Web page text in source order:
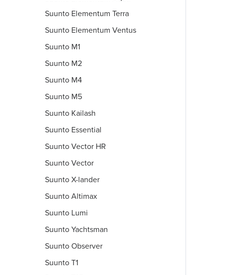
Suunto Elementum Terra
Suunto Elementum Ventus
Suunto M1
Suunto M2
Suunto M4
Suunto M5
Suunto Kailash
Suunto Essential
Suunto Vector HR
Suunto Vector
Suunto X-lander
Suunto Altimax
Suunto Lumi
Suunto Yachtsman
Suunto Observer
Suunto T1